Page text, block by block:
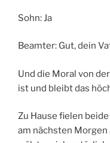
Sohn: Ja
Beamter: Gut, dein
Und die Moral von
ist und bleibt das
Zu Hause fielen
am nächsten Morgen